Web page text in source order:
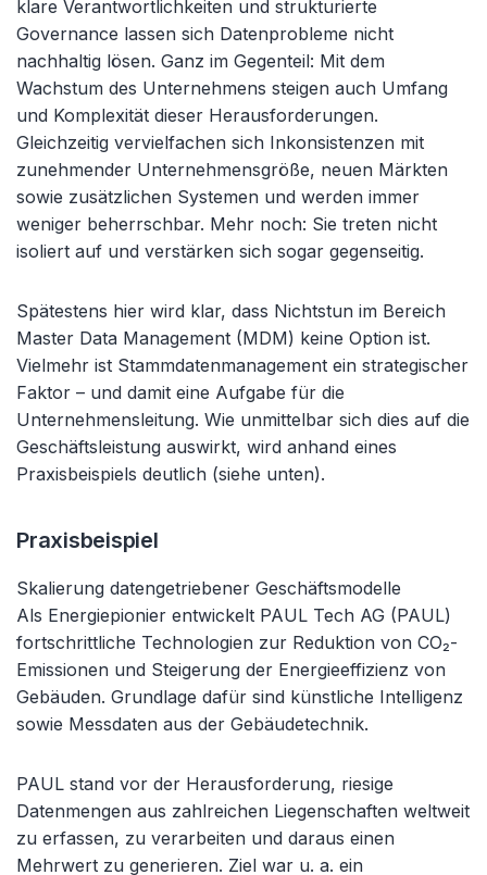
klare Verantwortlichkeiten und strukturierte
Governance lassen sich Datenprobleme nicht
nachhaltig lösen. Ganz im Gegenteil: Mit dem
Wachstum des Unternehmens steigen auch Umfang
und Komplexität dieser Herausforderungen.
Gleichzeitig vervielfachen sich Inkonsistenzen mit
zunehmender Unternehmensgröße, neuen Märkten
sowie zusätzlichen Systemen und werden immer
weniger beherrschbar. Mehr noch: Sie treten nicht
isoliert auf und verstärken sich sogar gegenseitig.
Spätestens hier wird klar, dass Nichtstun im Bereich
Master Data Management (MDM) keine Option ist.
Vielmehr ist Stammdatenmanagement ein strategischer
Faktor – und damit eine Aufgabe für die
Unternehmensleitung. Wie unmittelbar sich dies auf die
Geschäftsleistung auswirkt, wird anhand eines
Praxisbeispiels deutlich (siehe unten).
Praxisbeispiel
Skalierung datengetriebener Geschäftsmodelle
Als Energiepionier entwickelt PAUL Tech AG (PAUL)
fortschrittliche Technologien zur Reduktion von CO₂-
Emissionen und Steigerung der Energieeffizienz von
Gebäuden. Grundlage dafür sind künstliche Intelligenz
sowie Messdaten aus der Gebäudetechnik.
PAUL stand vor der Herausforderung, riesige
Datenmengen aus zahlreichen Liegenschaften weltweit
zu erfassen, zu verarbeiten und daraus einen
Mehrwert zu generieren. Ziel war u. a. ein